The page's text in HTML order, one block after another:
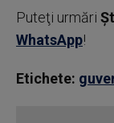
Puteţi urmări
WhatsApp!
Etichete: